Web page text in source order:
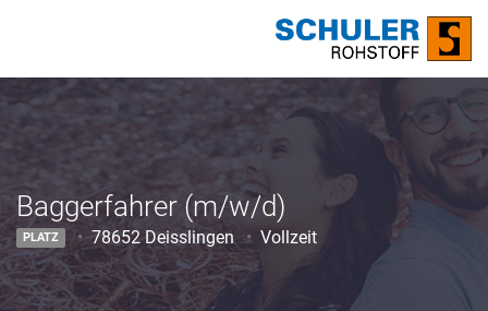
Baggerfahrer (m/w/d)
PLATZ 78652 Deisslingen Vollzeit